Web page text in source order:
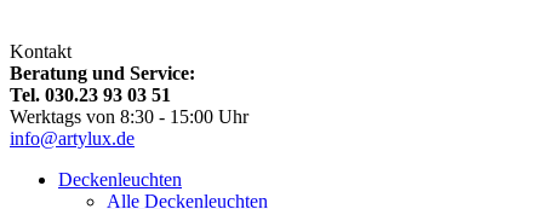
Kontakt
Beratung und Service:
Tel. 030.23 93 03 51
Werktags von 8:30 - 15:00 Uhr
info@artylux.de
Deckenleuchten
Alle Deckenleuchten